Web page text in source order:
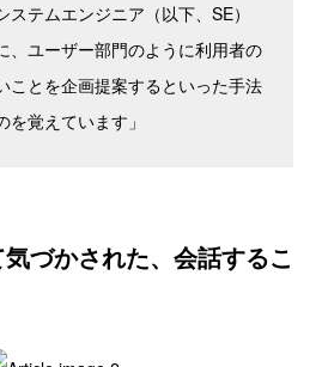
テムエンジニア（以下、SE）
、ユーザー部門のように利用者の
ことを企画提案するといった手法
覚えています」
づかされた、会話するこ